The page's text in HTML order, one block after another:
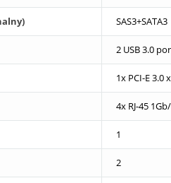
SAS3+SATA3
2 USB 3.0
1x PCI-E 3.0
4x RJ-45
1
2